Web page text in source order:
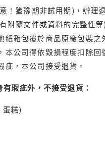
！猶豫期非試用期)，辦理
附隨文件或資料的完整性等
箱包覆於商品原廠包裝之
公司得依毀損程度扣除
，本公司接受退貨。
瑕疵外，不接受退貨：
蛋糕)